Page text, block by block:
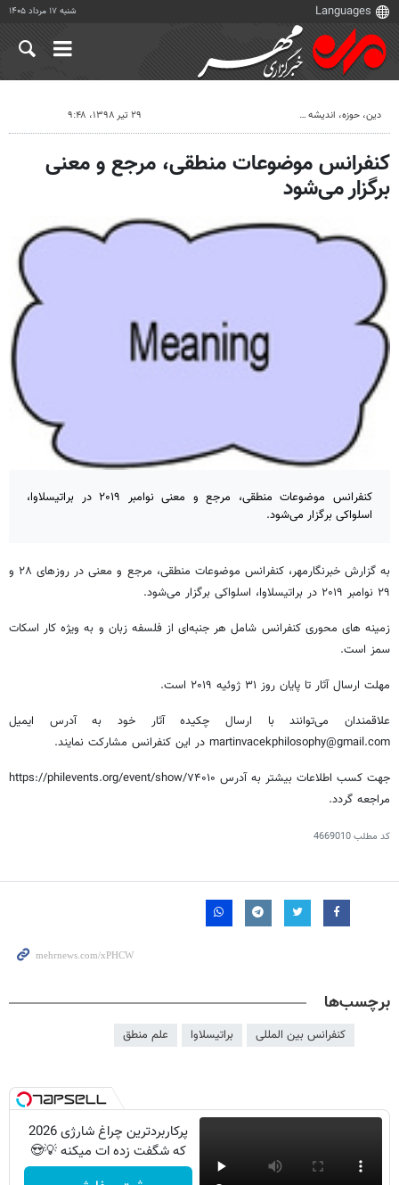
شنبه ۱۷ مرداد ۱۴۰۵
دين، حوزه، انديشه ۲۹ تیر ۱۳۹۸، ۹:۴۸
کنفرانس موضوعات منطقی، مرجع و معنی
برگزار می‌شود
کنفرانس موضوعات منطقی، مرجع و معنی نوامبر ۲۰۱۹ در براتیسلاوا،
اسلواکی برگزار می‌شود.
به گزارش خبرنگارمهر، کنفرانس موضوعات منطقی، مرجع و معنی در روزهای ۲۸ و
۲۹ نوامبر ۲۰۱۹ در براتیسلاوا، اسلواکی برگزار می‌شود.
زمینه های محوری کنفرانس شامل هر جنبه‌ای از فلسفه زبان و به ویژه کار اسکات
سمز است.
مهلت ارسال آثار تا پایان روز ۳۱ ژوئیه ۲۰۱۹ است.
علاقمندان می‌توانند با ارسال چکیده آثار خود به آدرس ایمیل
martinvacekphilosophy@gmail.com در این کنفرانس مشارکت نمایند.
جهت کسب اطلاعات بیشتر به آدرس https://philevents.org/event/show/۷۴۰۱۰
مراجعه گردد.
کد مطلب4669010
برچسب‌ها
کنفرانس بین المللی براتیسلاوا علم منطق
پرکاربردترین چراغ شارژی 2026
که شگفت زده ات میکنه 💡😍